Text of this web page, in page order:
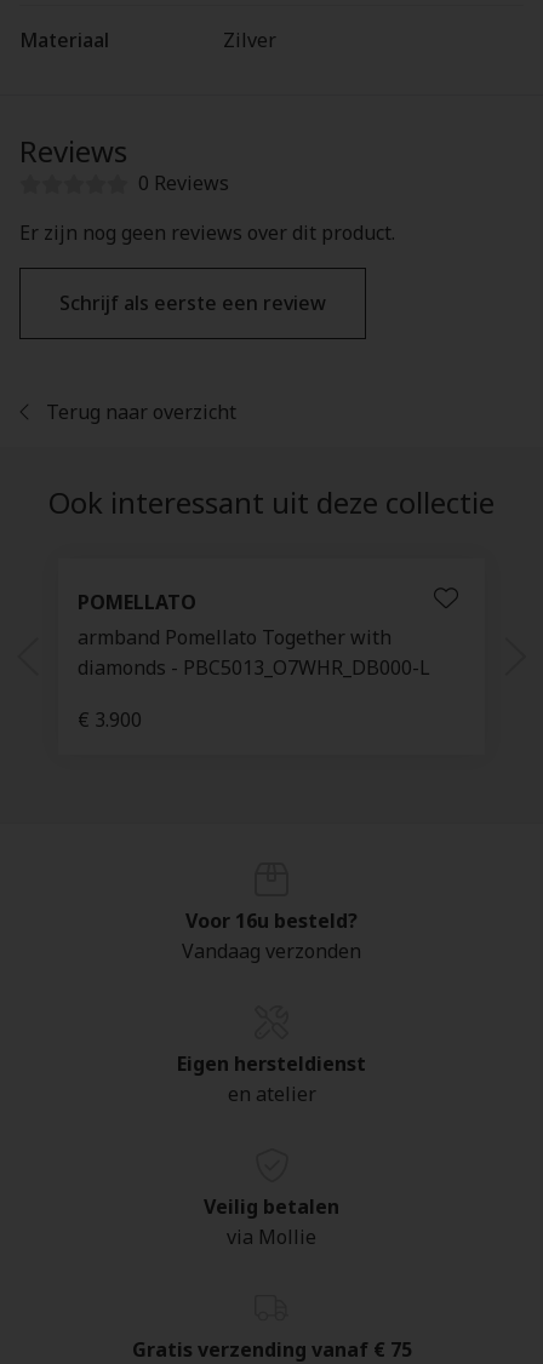
Materiaal Zilver
Reviews
0 Reviews
Er zijn nog geen reviews over dit product.
Schrijf als eerste een review
Terug naar overzicht
Ook interessant uit deze collectie
POMELLATO
armband Pomellato Together with
diamonds - PBC5013_O7WHR_DB000-L
€ 3.900
Voor 16u besteld?
Vandaag verzonden
Eigen hersteldienst
en atelier
Veilig betalen
via Mollie
Gratis verzending vanaf € 75